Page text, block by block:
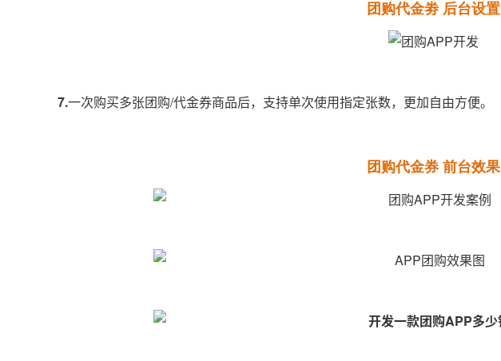
团购代金劵 后台设置
7.一次购买多张团购/代金券商品后，支持单次使用指定张数，更加自由方便。
团购代金券 前台效果